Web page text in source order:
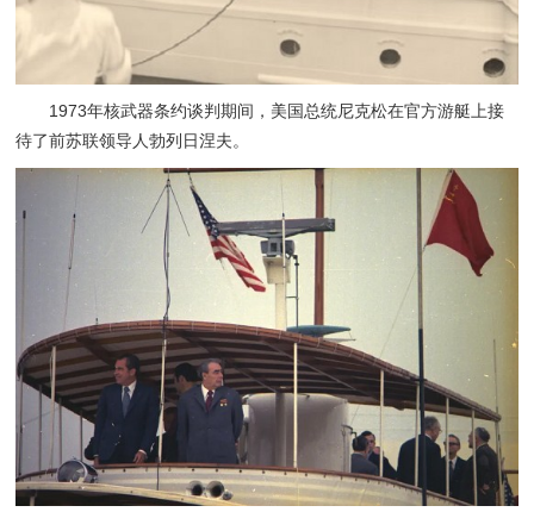
1973年核武器条约谈判期间，美国总统尼克松在官方游艇上接
待了前苏联领导人勃列日涅夫。